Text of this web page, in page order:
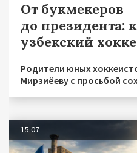
От букмекеров
до президента:
узбекский
Родители юных
Мирзиёеву с просьбой
15.07